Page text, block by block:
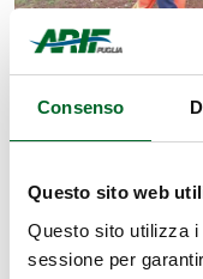
Consenso
Questo sito web
Questo sito utilizza
sessione per
Giornata
l’impegno
del
Data:22 Novembre 2018